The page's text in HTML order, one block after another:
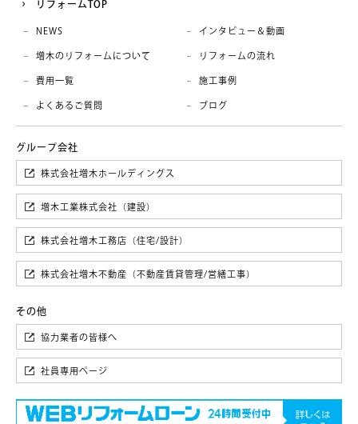
リフォームTOP
NEWS インタビュー＆動画
増木のリフォームについて リフォームの流れ
費用一覧 施工事例
よくあるご質問 ブログ
株式会社増木ホールディングス
増木工業株式会社（建設）
株式会社増木工務店（住宅/設計）
株式会社増木不動産（不動産賃貸管理/営繕工事）
協力業者の皆様へ
社員専用ページ